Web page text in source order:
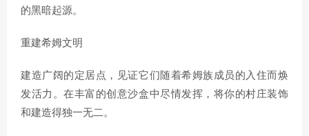
的黑暗起源。
重建希姆文明
建造广阔的定居点，见证它们随着希姆族成员的入住而焕
发活力。在丰富的创意沙盒中尽情发挥，将你的村庄装饰
和建造得独一无二。